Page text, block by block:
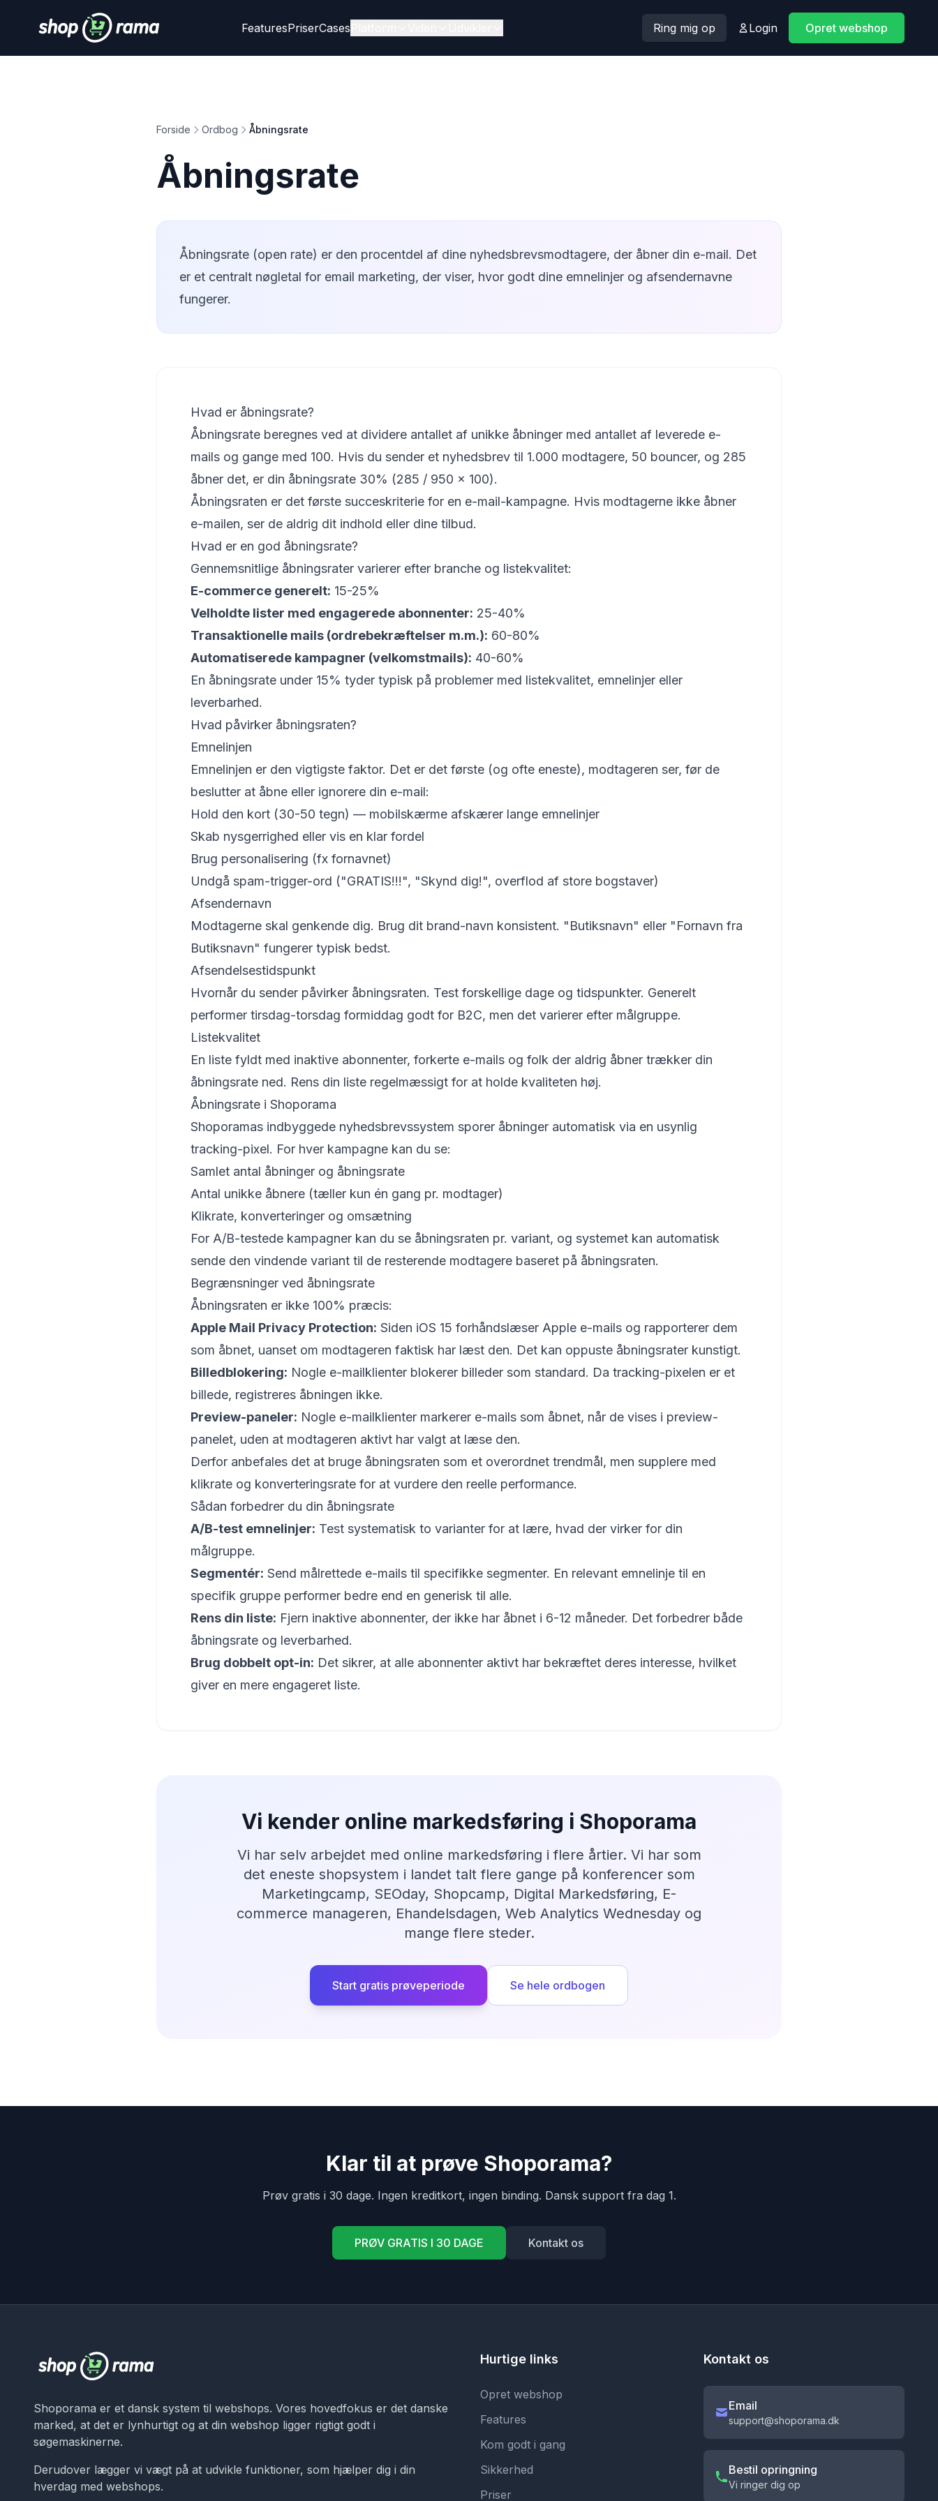
FeaturesPriserCases Ring mig op Login Opret webshop
Forside Ordbog Åbningsrate
Åbningsrate
Åbningsrate (open rate) er den procentdel af dine nyhedsbrevsmodtagere, der åbner din e-mail. Det
er et centralt nøgletal for email marketing, der viser, hvor godt dine emnelinjer og afsendernavne
fungerer.
Hvad er åbningsrate?
Åbningsrate beregnes ved at dividere antallet af unikke åbninger med antallet af leverede e-
mails og gange med 100. Hvis du sender et nyhedsbrev til 1.000 modtagere, 50 bouncer, og 285
åbner det, er din åbningsrate 30% (285 / 950 × 100).
Åbningsraten er det første succeskriterie for en e-mail-kampagne. Hvis modtagerne ikke åbner
e-mailen, ser de aldrig dit indhold eller dine tilbud.
Hvad er en god åbningsrate?
Gennemsnitlige åbningsrater varierer efter branche og listekvalitet:
E-commerce generelt: 15-25%
Velholdte lister med engagerede abonnenter: 25-40%
Transaktionelle mails (ordrebekræftelser m.m.): 60-80%
Automatiserede kampagner (velkomstmails): 40-60%
En åbningsrate under 15% tyder typisk på problemer med listekvalitet, emnelinjer eller
leverbarhed.
Hvad påvirker åbningsraten?
Emnelinjen
Emnelinjen er den vigtigste faktor. Det er det første (og ofte eneste), modtageren ser, før de
beslutter at åbne eller ignorere din e-mail:
Hold den kort (30-50 tegn) — mobilskærme afskærer lange emnelinjer
Skab nysgerrighed eller vis en klar fordel
Brug personalisering (fx fornavnet)
Undgå spam-trigger-ord ("GRATIS!!!", "Skynd dig!", overflod af store bogstaver)
Afsendernavn
Modtagerne skal genkende dig. Brug dit brand-navn konsistent. "Butiksnavn" eller "Fornavn fra
Butiksnavn" fungerer typisk bedst.
Afsendelsestidspunkt
Hvornår du sender påvirker åbningsraten. Test forskellige dage og tidspunkter. Generelt
performer tirsdag-torsdag formiddag godt for B2C, men det varierer efter målgruppe.
Listekvalitet
En liste fyldt med inaktive abonnenter, forkerte e-mails og folk der aldrig åbner trækker din
åbningsrate ned. Rens din liste regelmæssigt for at holde kvaliteten høj.
Åbningsrate i Shoporama
Shoporamas indbyggede nyhedsbrevssystem sporer åbninger automatisk via en usynlig
tracking-pixel. For hver kampagne kan du se:
Samlet antal åbninger og åbningsrate
Antal unikke åbnere (tæller kun én gang pr. modtager)
Klikrate, konverteringer og omsætning
For A/B-testede kampagner kan du se åbningsraten pr. variant, og systemet kan automatisk
sende den vindende variant til de resterende modtagere baseret på åbningsraten.
Begrænsninger ved åbningsrate
Åbningsraten er ikke 100% præcis:
Apple Mail Privacy Protection: Siden iOS 15 forhåndslæser Apple e-mails og rapporterer dem
som åbnet, uanset om modtageren faktisk har læst den. Det kan oppuste åbningsrater kunstigt.
Billedblokering: Nogle e-mailklienter blokerer billeder som standard. Da tracking-pixelen er et
billede, registreres åbningen ikke.
Preview-paneler: Nogle e-mailklienter markerer e-mails som åbnet, når de vises i preview-
panelet, uden at modtageren aktivt har valgt at læse den.
Derfor anbefales det at bruge åbningsraten som et overordnet trendmål, men supplere med
klikrate og konverteringsrate for at vurdere den reelle performance.
Sådan forbedrer du din åbningsrate
A/B-test emnelinjer: Test systematisk to varianter for at lære, hvad der virker for din
målgruppe.
Segmentér: Send målrettede e-mails til specifikke segmenter. En relevant emnelinje til en
specifik gruppe performer bedre end en generisk til alle.
Rens din liste: Fjern inaktive abonnenter, der ikke har åbnet i 6-12 måneder. Det forbedrer både
åbningsrate og leverbarhed.
Brug dobbelt opt-in: Det sikrer, at alle abonnenter aktivt har bekræftet deres interesse, hvilket
giver en mere engageret liste.
Vi kender online markedsføring i Shoporama
Vi har selv arbejdet med online markedsføring i flere årtier. Vi har som
det eneste shopsystem i landet talt flere gange på konferencer som
Marketingcamp, SEOday, Shopcamp, Digital Markedsføring, E-
commerce manageren, Ehandelsdagen, Web Analytics Wednesday og
mange flere steder.
Start gratis prøveperiode Se hele ordbogen
Klar til at prøve Shoporama?
Prøv gratis i 30 dage. Ingen kreditkort, ingen binding. Dansk support fra dag 1.
PRØV GRATIS I 30 DAGE Kontakt os
Shoporama er et dansk system til webshops. Vores hovedfokus er det danske
marked, at det er lynhurtigt og at din webshop ligger rigtigt godt i
søgemaskinerne.
Derudover lægger vi vægt på at udvikle funktioner, som hjælper dig i din
hverdag med webshops.
Hurtige links
Opret webshop
Features
Kom godt i gang
Sikkerhed
Priser
Kontakt os
Email
support@shoporama.dk
Bestil opringning
Vi ringer dig op